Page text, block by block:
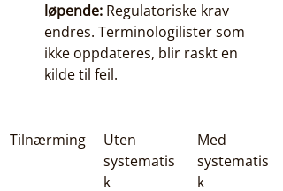
løpende: Regulatoriske krav
endres. Terminologilister som
ikke oppdateres, blir raskt en
kilde til feil.
Tilnærming
Uten
systematis
k
Med
systematis
k